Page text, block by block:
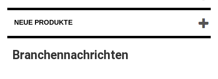
NEUE PRODUKTE
Branchennachrichten